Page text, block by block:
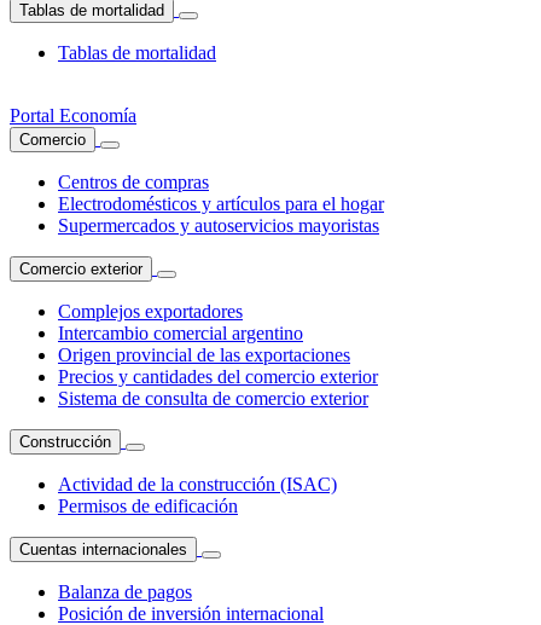
Tablas de mortalidad
Tablas de mortalidad
Portal Economía
Comercio
Centros de compras
Electrodomésticos y artículos para el hogar
Supermercados y autoservicios mayoristas
Comercio exterior
Complejos exportadores
Intercambio comercial argentino
Origen provincial de las exportaciones
Precios y cantidades del comercio exterior
Sistema de consulta de comercio exterior
Construcción
Actividad de la construcción (ISAC)
Permisos de edificación
Cuentas internacionales
Balanza de pagos
Posición de inversión internacional